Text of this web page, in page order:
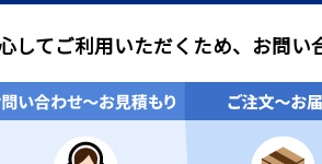
してご利用いただくため、お問い